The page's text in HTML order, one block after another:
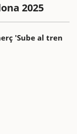
2025
'Sube al tren